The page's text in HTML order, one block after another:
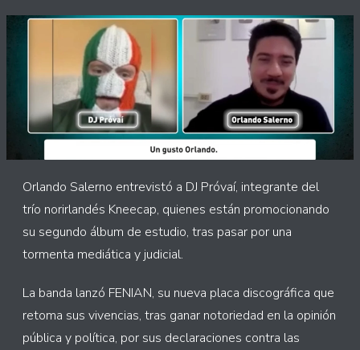
Orlando Salerno entrevistó a DJ Próvaí, integrante del
trío norirlandés Kneecap, quienes están promocionando
su segundo álbum de estudio, tras pasar por una
tormenta mediática y judicial.
La banda lanzó FENIAN, su nueva placa discográfica que
retoma sus vivencias, tras ganar notoriedad en la opinión
pública y política, por sus declaraciones contra las